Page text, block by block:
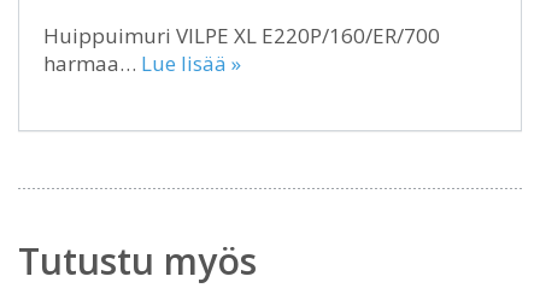
Huippuimuri VILPE XL E220P/160/ER/700
harmaa… Lue lisää »
Tutustu myös